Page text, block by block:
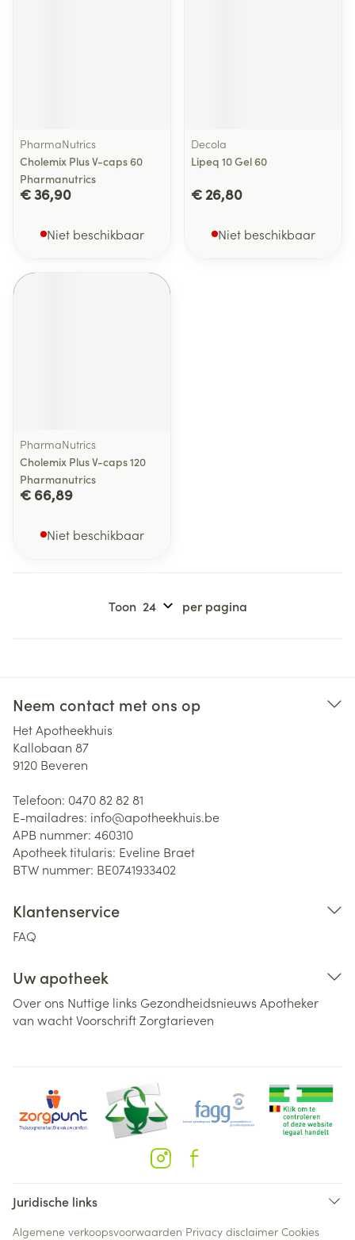
PharmaNutrics
Cholemix Plus V-caps 60
Pharmanutrics
€ 36,90
Niet beschikbaar
Decola
Lipeq 10 Gel 60
€ 26,80
Niet beschikbaar
PharmaNutrics
Cholemix Plus V-caps 120
Pharmanutrics
€ 66,89
Niet beschikbaar
Toon per pagina
Neem contact met ons op
Het Apotheekhuis
Kallobaan 87
9120 Beveren
Telefoon: 0470 82 82 81
E-mailadres: info@apotheekhuis.be
APB nummer: 460310
Apotheek titularis: Eveline Braet
BTW nummer: BE0741933402
Klantenservice
FAQ
Uw apotheek
Over ons Nuttige links Gezondheidsnieuws Apotheker
van wachtVoorschriftZorgtarieven
Juridische links
Algemene verkoopsvoorwaarden Privacy disclaimer Cookies